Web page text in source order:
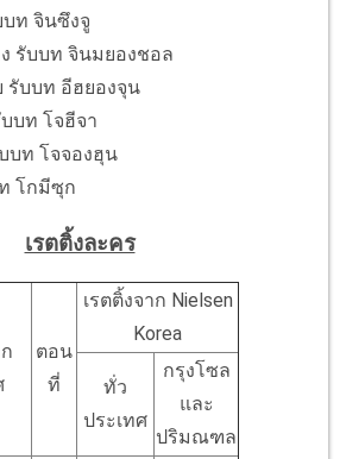
ท จินซึงจู
รับบท จินมยองชอล
รับบท อีฮยองจุน
บท โจฮีจา
บท โจจองฮุน
โกมีซุก
เรตติ้งละคร
ตอน
ที่
เรตติ้งจาก Nielsen
Korea
ทั่ว
ประเทศ
กรุงโซล
และ
ปริมณฑล